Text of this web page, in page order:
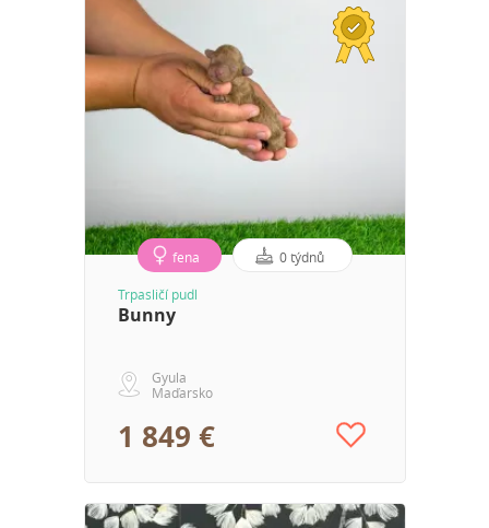
fena 0 týdnů
Trpasličí pudl
Bunny
Gyula
Maďarsko
1 849 €